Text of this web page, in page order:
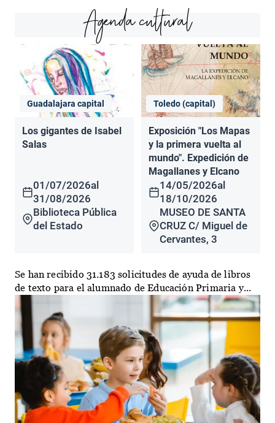
Agenda cultural
Guadalajara capital
Los gigantes de Isabel
Salas
01/07/2026al
31/08/2026
Biblioteca Pública
del Estado
Toledo (capital)
Exposición "Los Mapas
y la primera vuelta al
mundo". Expedición de
Magallanes y Elcano
14/05/2026al
18/10/2026
MUSEO DE SANTA
CRUZ C/ Miguel de
Cervantes, 3
Se han recibido 31.183 solicitudes de ayuda de libros
de texto para el alumnado de Educación Primaria y...